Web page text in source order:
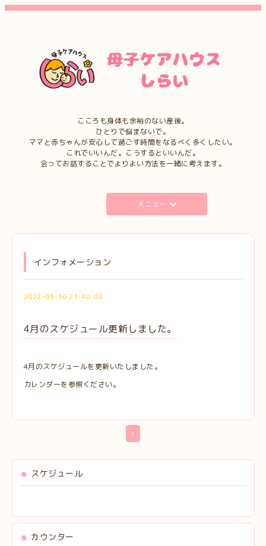
こころも身体も余裕のない産後。
ひとりで悩まないで。
ママと赤ちゃんが安心して過ごす時間をなるべく多くしたい。
これでいいんだ。こうするといいんだ。
会ってお話することでよりよい方法を一緒に考えます。
メニュー
インフォメーション
2022-03-30 21:40:00
4月のスケジュール更新しました。
4月のスケジュールを更新いたしました。
カレンダーを参照ください。
1
スケジュール
カウンター